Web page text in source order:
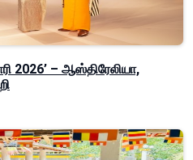
2026’ – ஆஸ்திரேலியா,